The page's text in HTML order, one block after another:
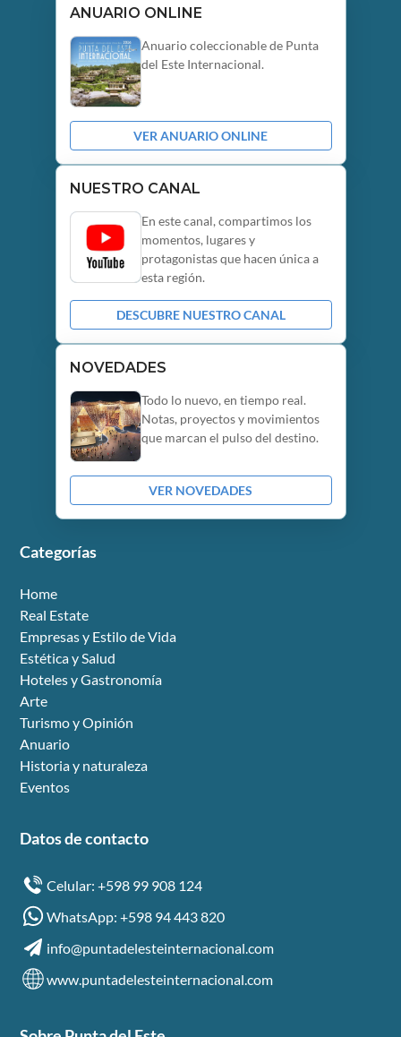
ANUARIO ONLINE
Anuario coleccionable de Punta
del Este Internacional.
VER ANUARIO ONLINE
NUESTRO CANAL
En este canal, compartimos los
momentos, lugares y
protagonistas que hacen única a
esta región.
DESCUBRE NUESTRO CANAL
NOVEDADES
Todo lo nuevo, en tiempo real.
Notas, proyectos y movimientos
que marcan el pulso del destino.
VER NOVEDADES
Categorías
Home
Real Estate
Empresas y Estilo de Vida
Estética y Salud
Hoteles y Gastronomía
Arte
Turismo y Opinión
Anuario
Historia y naturaleza
Eventos
Datos de contacto
Celular: +598 99 908 124
WhatsApp: +598 94 443 820
info@puntadelesteinternacional.com
www.puntadelesteinternacional.com